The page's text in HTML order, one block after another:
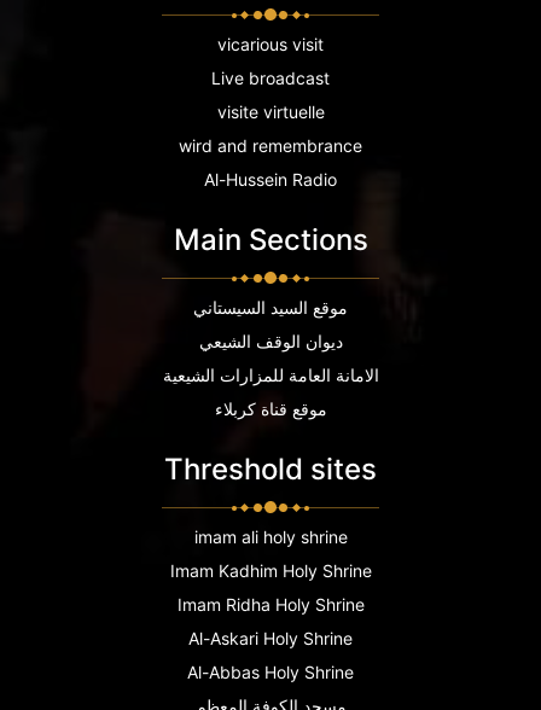
vicarious visit
Live broadcast
visite virtuelle
wird and remembrance
Al-Hussein Radio
Main Sections
موقع السيد السيستاني
ديوان الوقف الشيعي
الامانة العامة للمزارات الشيعية
موقع قناة كربلاء
Threshold sites
imam ali holy shrine
Imam Kadhim Holy Shrine
Imam Ridha Holy Shrine
Al-Askari Holy Shrine
Al-Abbas Holy Shrine